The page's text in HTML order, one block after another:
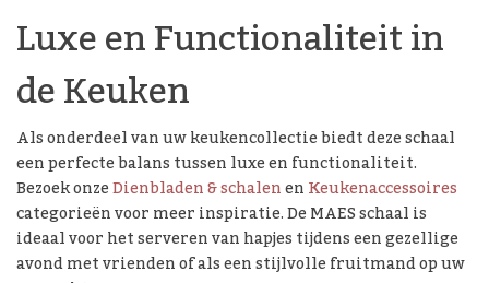
Luxe en Functionaliteit in
de Keuken
Als onderdeel van uw keukencollectie biedt deze schaal
een perfecte balans tussen luxe en functionaliteit.
Bezoek onzeDienbladen & schalenenKeukenaccessoires
categorieën voor meer inspiratie. De MAES schaal is
ideaal voor het serveren van hapjes tijdens een gezellige
avond met vrienden of als een stijlvolle fruitmand op uw